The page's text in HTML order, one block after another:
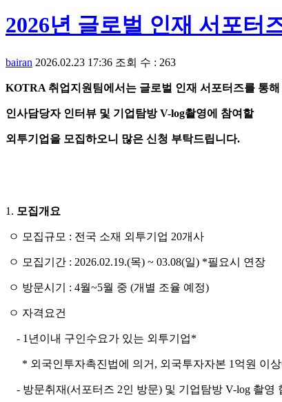
2026년 글로벌 인재 서포터
bairan 2026.02.23 17:36 조회 수 : 263
KOTRA 취업지원팀에서는 글로벌 인재 서포터즈를 통해
인사담당자 인터뷰 및 기업탐방 V-log촬영에 참여할
외투기업을 모집하오니 많은 신청 부탁드립니다.
1. 모집개요
ㅇ 모집규모 : 전국 소재 외투기업 20개사
ㅇ 모집기간 : 2026.02.19.(목) ~ 03.08(일) *필요시 연장
ㅇ 방문시기 : 4월~5월 중 (개별 조율 예정)
ㅇ 자격요건
- 1년이내 구인수요가 있는 외투기업*
* 외국인투자촉진법에 의거, 외국투자자본 1억원 이상
- 방문취재(서포터즈 2인 방문) 및 기업탐방 V-log 촬영